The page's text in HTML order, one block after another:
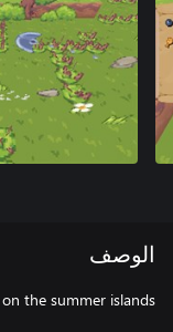
الوصف